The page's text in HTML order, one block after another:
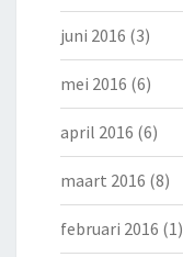
juni 2016 (3)
mei 2016 (6)
april 2016 (6)
maart 2016 (8)
februari 2016 (1)